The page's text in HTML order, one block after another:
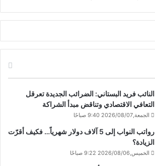
النائب فريد البستاني: الضرائب الجديدة تعرقل
التعافي الاقتصادي وتناقض مبدأ الشراكة
الجمعة,2026/08/07 9:40 صباحًا
رواتب النواب إلى 5 آلاف دولار شهرياً… فكيف أقرّت
الزيادة؟
الخميس,2026/08/06 9:22 صباحًا